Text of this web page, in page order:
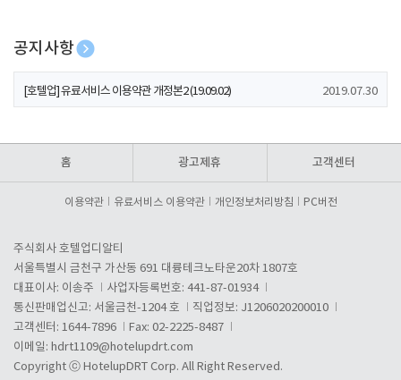
공지사항
[호텔업] 개인정보 처리방침 개정본1 (19.09.02)
[호텔업] 유료서비스 이용약관 개정본2 (19.09.02) 2019.07.30
홈 광고제휴 고객센터
이용약관 유료서비스 이용약관 개인정보처리방침 PC버전
주식회사 호텔업디알티
서울특별시 금천구 가산동 691 대륭테크노타운20차 1807호
대표이사: 이송주
사업자등록번호: 441-87-01934
통신판매업신고: 서울금천-1204 호
직업정보: J1206020200010
고객센터: 1644-7896
Fax: 02-2225-8487
이메일: hdrt1109@hotelupdrt.com
Copyright ⓒ HotelupDRT Corp. All Right Reserved.